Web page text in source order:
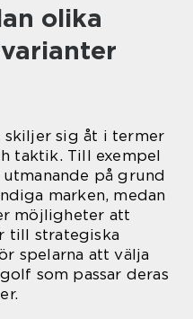
olika
sig åt i termer
taktik. Till exempel
på grund
marken, medan
möjligheter att
till strategiska
spelarna att välja
som passar deras